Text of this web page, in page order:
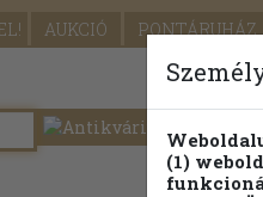
AUKCIÓ PONTÁRUHÁZ
(1)